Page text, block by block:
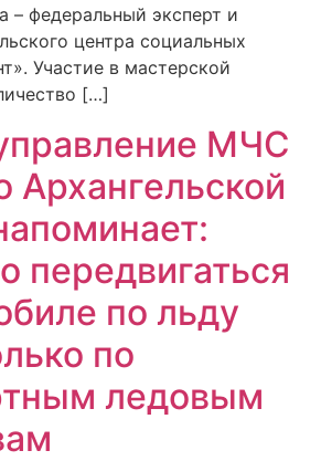
– федеральный эксперт и
центра социальных
Участие в мастерской
[…]
МЧС
Архангельской
передвигаться
по льду
по
ледовым